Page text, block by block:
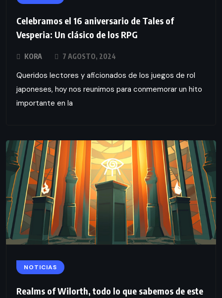
Celebramos el 16 aniversario de Tales of
Vesperia: Un clásico de los RPG
KORA 7 AGOSTO, 2024
Queridos lectores y aficionados de los juegos de rol
japoneses, hoy nos reunimos para conmemorar un hito
importante en la
NOTICIAS
Realms of Wilorth, todo lo que sabemos de este